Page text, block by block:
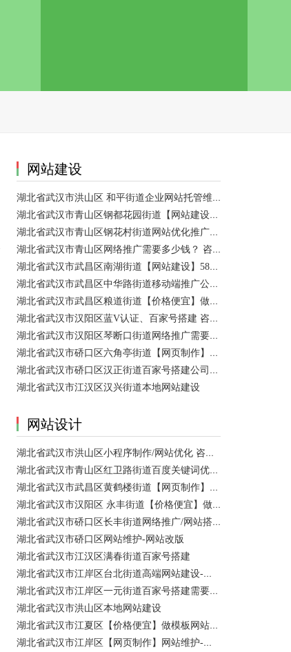
网站建设
湖北省武汉市洪山区 和平街道企业网站托管维护/网站优化 咨询服务
湖北省武汉市青山区钢都花园街道【网站建设】做一个网站大概需要多少钱？ 咨询服务
湖北省武汉市青山区钢花村街道网站优化推广外包|小程序开发 咨询服务
湖北省武汉市青山区网络推广需要多少钱？ 咨询服务
湖北省武汉市武昌区南湖街道【网站建设】58网络推广
湖北省武汉市武昌区中华路街道移动端推广公司【网站建设一条龙】
湖北省武汉市武昌区粮道街道【价格便宜】做模板网站 咨询服务
湖北省武汉市汉阳区蓝V认证、百家号搭建 咨询服务
湖北省武汉市汉阳区琴断口街道网络推广需要多少钱？
湖北省武汉市硚口区六角亭街道【网页制作】网站维护
湖北省武汉市硚口区汉正街道百家号搭建公司【网站建设一条龙】
湖北省武汉市江汉区汉兴街道本地网站建设
网站设计
湖北省武汉市洪山区小程序制作/网站优化 咨询服务
湖北省武汉市青山区红卫路街道百度关键词优化排名、搜索推广 咨询服务
湖北省武汉市武昌区黄鹤楼街道【网页制作】网站维护
湖北省武汉市汉阳区 永丰街道【价格便宜】做模板网站 咨询服务
湖北省武汉市硚口区长丰街道网络推广/网站搭建需要多少钱？
湖北省武汉市硚口区网站维护-网站改版
湖北省武汉市江汉区满春街道百家号搭建
湖北省武汉市江岸区台北街道高端网站建设-【网站建设】做一个网站大概需要多少钱？
湖北省武汉市江岸区一元街道百家号搭建需要多少钱？
湖北省武汉市洪山区本地网站建设
湖北省武汉市江夏区【价格便宜】做模板网站需要多少钱？
湖北省武汉市江岸区【网页制作】网站维护-网站改版